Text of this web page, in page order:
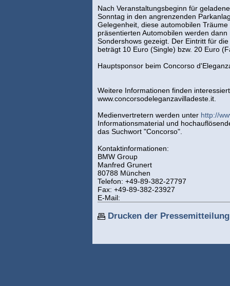
Nach Veranstaltungsbeginn für
Sonntag in den angrenzenden
Gelegenheit, diese automobilen
präsentierten Automobilen werden
Sondershows gezeigt. Der Eintritt für
beträgt 10 Euro (Single) bzw. 20 Euro
Hauptsponsor beim Concorso
Weitere Informationen finden
www.concorsodeleganzavilladeste.it.
Medienvertretern werden unter http://
Informationsmaterial und
das Suchwort "Concorso".
Kontaktinformationen:
BMW Group
Manfred Grunert
80788 München
Telefon: +49-89-382-27797
Fax: +49-89-382-23927
E-Mail:
Drucken der Pressemitteilung